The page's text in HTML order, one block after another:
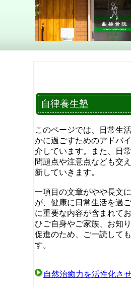
自律養生塾
このページでは、日常生
かに過ごすためのアドバ
介しています。また、日
問題点や注意点なども交
新していきます。
一項目の文章がやや長文
が、健康に日常生活を過
に重要な内容が含まれて
ひご自身やご家族、お知
促進のため、ご一読して
す。
自然治癒力を活性化さ